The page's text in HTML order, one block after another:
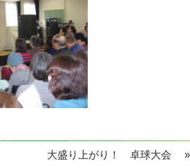
大盛り上がり！ 卓球大会 »